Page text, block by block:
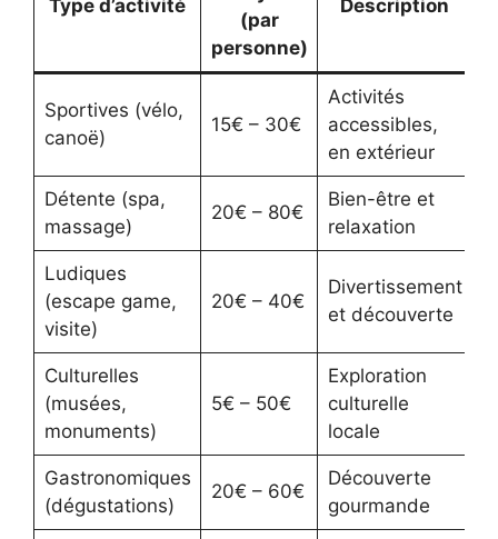
Type d’activité
(par
personne)
Description
Sportives (vélo,
canoë)
15€ – 30€
Activités
accessibles,
en extérieur
Détente (spa,
massage)
20€ – 80€
Bien-être et
relaxation
Ludiques
(escape game,
visite)
20€ – 40€
Divertissement
et découverte
Culturelles
(musées,
monuments)
5€ – 50€
Exploration
culturelle
locale
Gastronomiques
(dégustations)
20€ – 60€
Découverte
gourmande